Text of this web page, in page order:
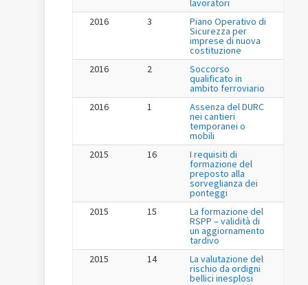
lavoratori
2016
3 Piano Operativo di
Sicurezza per
imprese di nuova
costituzione
2016
2 Soccorso
qualificato in
ambito ferroviario
2016
1 Assenza del DURC
nei cantieri
temporanei o
mobili
2015
16 I requisiti di
formazione del
preposto alla
sorveglianza dei
ponteggi
2015
15 La formazione del
RSPP – validità di
un aggiornamento
tardivo
2015
14 La valutazione del
rischio da ordigni
bellici inesplosi